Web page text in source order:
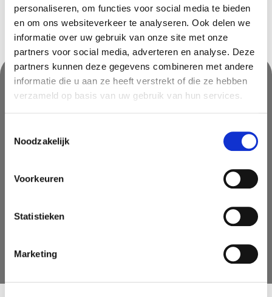
personaliseren, om functies voor social media te bieden
en om ons websiteverkeer te analyseren. Ook delen we
informatie over uw gebruik van onze site met onze
partners voor social media, adverteren en analyse. Deze
partners kunnen deze gegevens combineren met andere
informatie die u aan ze heeft verstrekt of die ze hebben
verzameld op basis van uw gebruik van hun services.
Noodzakelijk
Voorkeuren
Statistieken
Marketing
Nooit iets van ons missen?
je nu in voor onze nieuwsbrief